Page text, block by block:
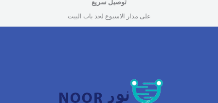
توصيل سريع
على مدار الاسبوع لحد باب البيت